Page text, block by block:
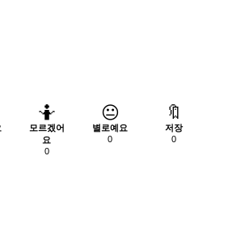
🤷
모르겠어
요
0
😐
별로예요
0
🔖
저장
0